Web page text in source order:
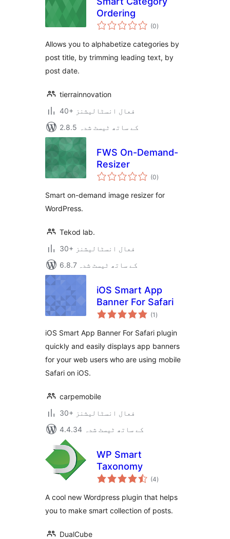
Ordering
(0مجموعی
درجہ
)
Allows you to alphabetize categories by
post title, by trimming leading text, by
post date.
tierrainnovation
40+ فعال انسٹالیشنز
2.8.5 کے ساتھ ٹیسٹ شدہ
FWS On-Demand-
Resizer
(0مجموعی
درجہ
)
Smart on-demand image resizer for
WordPress.
Tekod lab.
30+ فعال انسٹالیشنز
6.8.7 کے ساتھ ٹیسٹ شدہ
iOS Smart App
Banner For Safari
(1 مجموعی
درجہ
)
iOS Smart App Banner For Safari plugin
quickly and easily displays app banners
for your web users who are using mobile
Safari on iOS.
carpemobile
30+ فعال انسٹالیشنز
4.4.34 کے ساتھ ٹیسٹ شدہ
WP Smart
Taxonomy
(4مجموعی
درجہ
)
A cool new Wordpress plugin that helps
you to make smart collection of posts.
DualCube